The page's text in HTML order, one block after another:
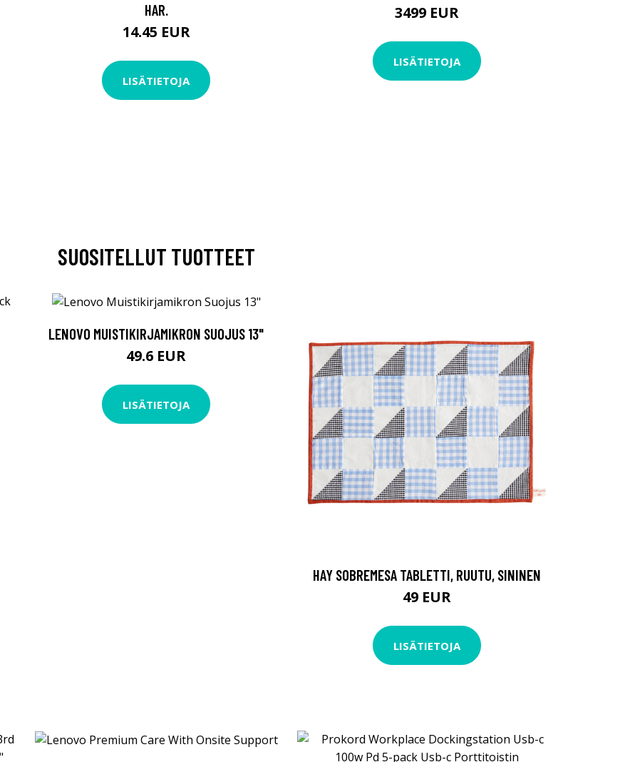
HAR.
14.45 EUR
LISÄTIETOJA
3499 EUR
LISÄTIETOJA
SUOSITELLUT TUOTTEET
LENOVO MUISTIKIRJAMIKRON SUOJUS 13"
49.6 EUR
LISÄTIETOJA
HAY SOBREMESA TABLETTI, RUUTU, SININEN
49 EUR
LISÄTIETOJA